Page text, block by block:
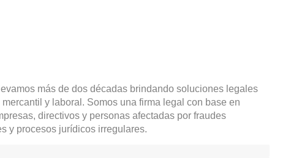
más de dos décadas brindando soluciones legales
y laboral. Somos una firma legal con base en
directivos y personas afectadas por fraudes
y procesos jurídicos irregulares.